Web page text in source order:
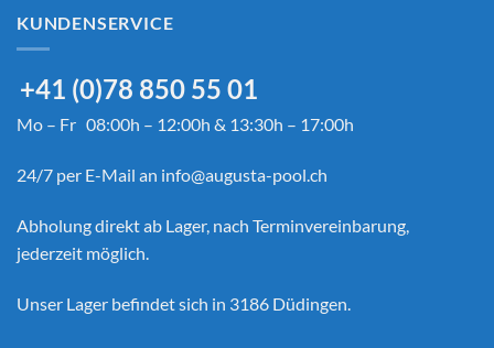
KUNDENSERVICE
+41 (0)78 850 55 01
Mo – Fr 08:00h – 12:00h & 13:30h – 17:00h
24/7 per E-Mail an info@augusta-pool.ch
Abholung direkt ab Lager, nach Terminvereinbarung,
jederzeit möglich.
Unser Lager befindet sich in 3186 Düdingen.